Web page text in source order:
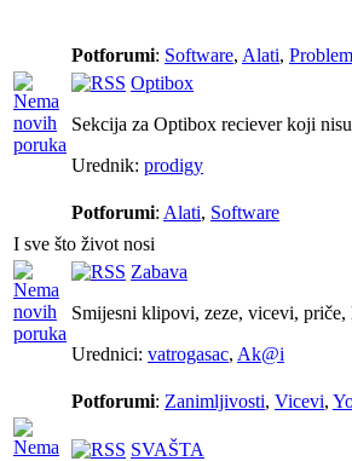
Potforumi: Software, Alati,
Optibox
Sekcija za Optibox reciever koji
Urednik: prodigy
Potforumi: Alati, Software
I sve što život nosi
Zabava
Smijesni klipovi, zeze, vicevi,
Urednici: vatrogasac, Ak@i
Potforumi: Zanimljivosti, Vicevi,
SVAŠTA